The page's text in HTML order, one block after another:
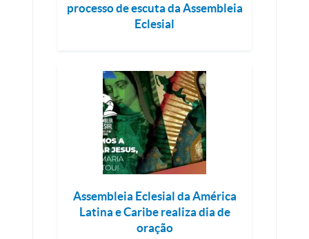
processo de escuta da Assembleia
Eclesial
Assembleia Eclesial da América
Latina e Caribe realiza dia de
oração